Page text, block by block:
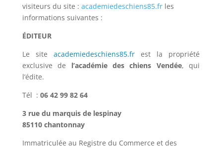
visiteurs du site : academiedeschiens85.frles
informations suivantes :
ÉDITEUR
Le site academiedeschiens85.frest la propriété
exclusive de l’académie des chiens Vendée, qui
l’édite.
Tél : 06 42 99 82 64
3 rue du marquis de lespinay
85110 chantonnay
Immatriculée au Registre du Commerce et des